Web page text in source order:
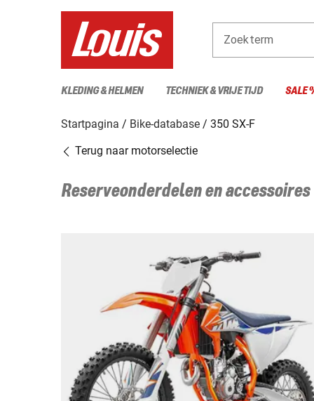
Zoekterm
KLEDING & HELMEN TECHNIEK & VRIJE TIJD SALE
Startpagina Bike-database
350 SX-F
Terug naar motorselectie
Reserveonderdelen en